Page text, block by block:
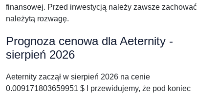
finansowej. Przed inwestycją należy zawsze zachować
należytą rozwagę.
Prognoza cenowa dla Aeternity -
sierpień 2026
Aeternity zaczął w sierpień 2026 na cenie
0.009171803659951 $ I przewidujemy, że pod koniec